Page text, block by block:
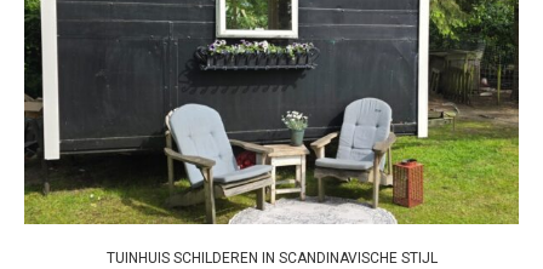
TUINHUIS SCHILDEREN IN SCANDINAVISCHE STIJL